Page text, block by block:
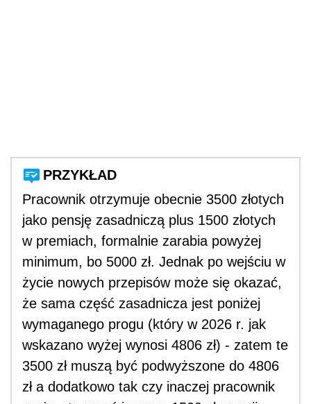
PRZYKŁAD
Pracownik otrzymuje obecnie 3500 złotych
jako pensję zasadniczą plus 1500 złotych
w premiach, formalnie zarabia powyżej
minimum, bo 5000 zł. Jednak po wejściu w
życie nowych przepisów może się okazać,
że sama część zasadnicza jest poniżej
wymaganego progu (który w 2026 r. jak
wskazano wyżej wynosi 4806 zł) - zatem te
3500 zł muszą być podwyższone do 4806
zł a dodatkowo tak czy inaczej pracownik